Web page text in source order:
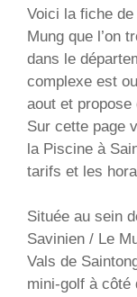
Voici la fiche
Mung que l’on
dans le
complexe est
aout et
Sur cette page
la Piscine à
tarifs et les
Située au sein
Savinien / Le
Vals de
mini-golf à côté